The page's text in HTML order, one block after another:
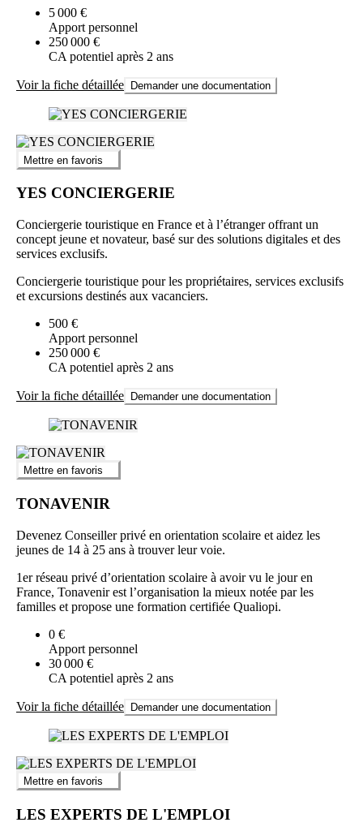
5 000 €
Apport personnel
250 000 €
CA potentiel après 2 ans
Voir la fiche détaillée Demander une documentation
Mettre en favoris
YES CONCIERGERIE
Conciergerie touristique en France et à l’étranger offrant un
concept jeune et novateur, basé sur des solutions digitales et des
services exclusifs.
Conciergerie touristique pour les propriétaires, services exclusifs
et excursions destinés aux vacanciers.
500 €
Apport personnel
250 000 €
CA potentiel après 2 ans
Voir la fiche détaillée Demander une documentation
Mettre en favoris
TONAVENIR
Devenez Conseiller privé en orientation scolaire et aidez les
jeunes de 14 à 25 ans à trouver leur voie.
1er réseau privé d’orientation scolaire à avoir vu le jour en
France, Tonavenir est l’organisation la mieux notée par les
familles et propose une formation certifiée Qualiopi.
0 €
Apport personnel
30 000 €
CA potentiel après 2 ans
Voir la fiche détaillée Demander une documentation
Mettre en favoris
LES EXPERTS DE L'EMPLOI